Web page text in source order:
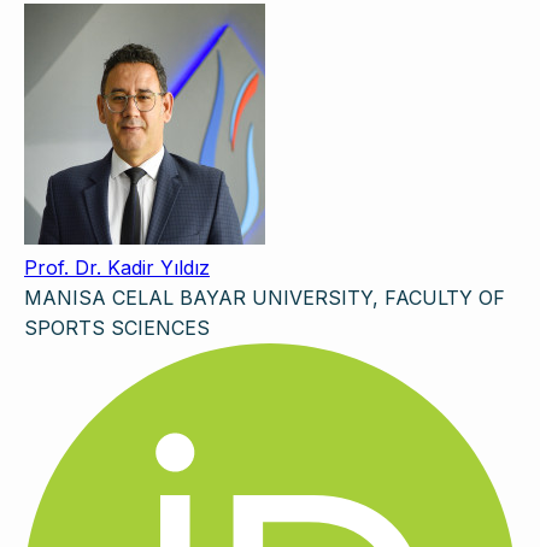
Prof. Dr. Kadir Yıldız
MANISA CELAL BAYAR UNIVERSITY, FACULTY OF
SPORTS SCIENCES